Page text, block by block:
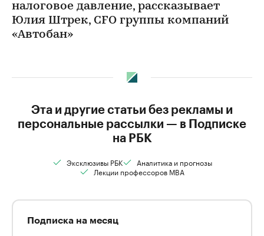
налоговое давление, рассказывает
Юлия Штрек, CFO группы компаний
«Автобан»
Эта и другие статьи без рекламы и
персональные рассылки — в Подписке
на РБК
Эксклюзивы РБК
Аналитика и прогнозы
Лекции профессоров MBA
Подписка на месяц